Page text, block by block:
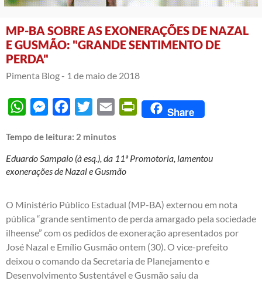
MP-BA SOBRE AS EXONERAÇÕES DE NAZAL
E GUSMÃO: "GRANDE SENTIMENTO DE
PERDA"
Pimenta Blog - 1 de maio de 2018
WhatsAppMessengerFacebook
Twitter Email PrintFriendly
Share
Tempo de leitura: 2 minutos
Eduardo Sampaio (à esq.), da 11ª Promotoria, lamentou
exonerações de Nazal e Gusmão
O Ministério Público Estadual (MP-BA) externou em nota
pública “grande sentimento de perda amargado pela sociedade
ilheense” com os pedidos de exoneração apresentados por
José Nazal e Emílio Gusmão ontem (30). O vice-prefeito
deixou o comando da Secretaria de Planejamento e
Desenvolvimento Sustentável e Gusmão saiu da